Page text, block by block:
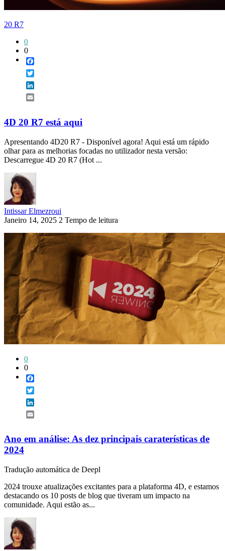
20 R7
0
0
4D 20 R7 está aqui
Apresentando 4D20 R7 - Disponível agora! Aqui está um rápido
olhar para as melhorias focadas no utilizador nesta versão:
Descarregue 4D 20 R7 (Hot ...
Intissar Elmezroui
Janeiro 14, 2025 2 Tempo de leitura
0
0
Ano em análise: As dez principais caraterísticas de
2024
Tradução automática de Deepl
2024 trouxe atualizações excitantes para a plataforma 4D, e estamos
destacando os 10 posts de blog que tiveram um impacto na
comunidade. Aqui estão as...